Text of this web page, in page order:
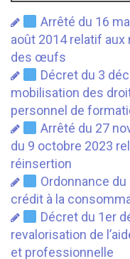
Arrêté du 16
août 2014 relatif
des œufs
Décret du 3
mobilisation des
personnel de
Arrêté du 27
du 9 octobre 2023
réinsertion
Ordonnance
crédit à la
Décret du 1er
revalorisation de
et professionnelle